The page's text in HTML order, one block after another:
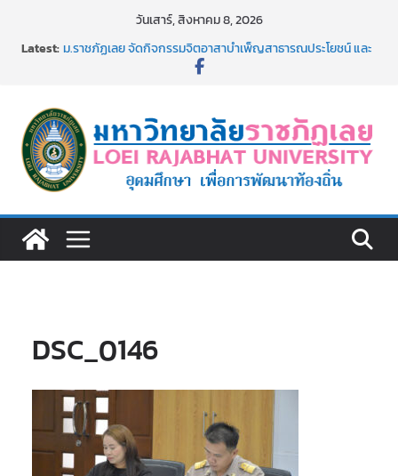
วันเสาร์, สิงหาคม 8, 2026
Latest:ม.ราชภัฏเลย จัดกิจกรรมจิตอาสาบำเพ็ญสาธารณประโยชน์ และ
เงินรายได้
ม.ราชภัฏเลย จัดมหกรรมวิชาการ เปิดบ้าน LRU ครั้งที่ 4 เปิดให้
นักเรียนมัธยมปลายค้นหาสาขาวิชาในฝัน สู่อนาคตที่ใช่
อธิการบดี มรภ.เลย ร่วมประชุมชี้แจงกับคณะอนุกรรมาธิการ
ประจำปีงบประมาณ พ.ศ. 2570
๑,๙๗๒ ชุด โดยวิธีเฉพาะเจาะจง
DSC_0146